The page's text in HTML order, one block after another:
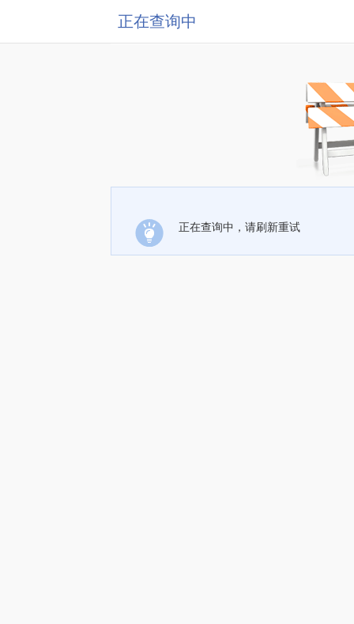
正在查询中
正在查询中，请刷新重试